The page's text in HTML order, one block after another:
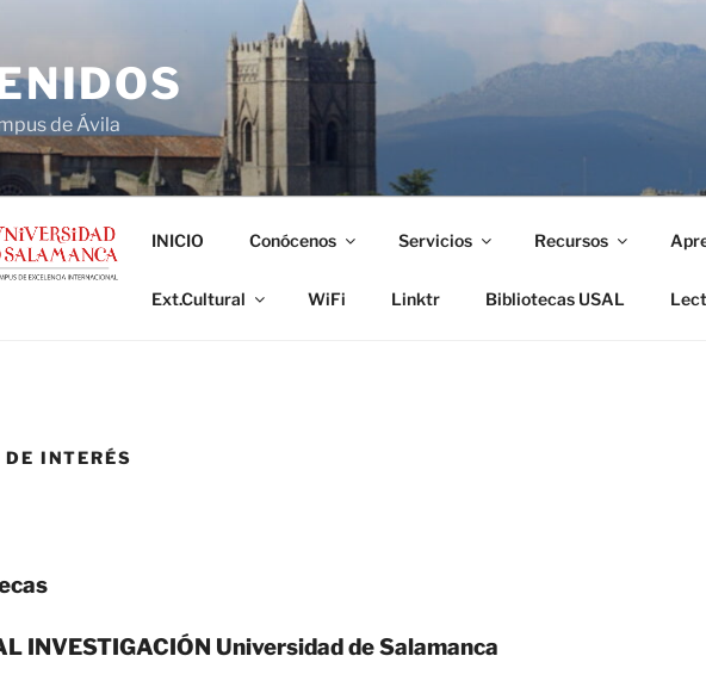
de Ávila
INICIO Conócenos Servicios Recursos
Ext.Cultural WiFi Linktr Bibliotecas USAL
INTERÉS
INVESTIGACIÓN Universidad de Salamanca